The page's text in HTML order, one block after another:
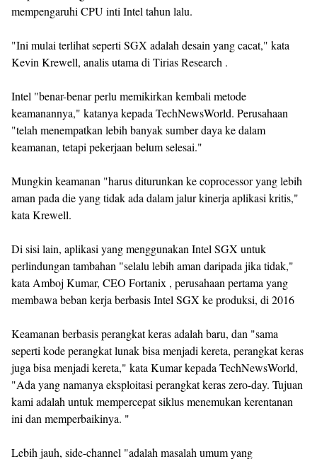
mempengaruhi CPU inti Intel tahun lalu.
"Ini mulai terlihat seperti SGX adalah desain yang cacat," kata
Kevin Krewell, analis utama di Tirias Research .
Intel "benar-benar perlu memikirkan kembali metode
keamanannya," katanya kepada TechNewsWorld. Perusahaan
"telah menempatkan lebih banyak sumber daya ke dalam
keamanan, tetapi pekerjaan belum selesai."
Mungkin keamanan "harus diturunkan ke coprocessor yang lebih
aman pada die yang tidak ada dalam jalur kinerja aplikasi kritis,"
kata Krewell.
Di sisi lain, aplikasi yang menggunakan Intel SGX untuk
perlindungan tambahan "selalu lebih aman daripada jika tidak,"
kata Amboj Kumar, CEO Fortanix , perusahaan pertama yang
membawa beban kerja berbasis Intel SGX ke produksi, di 2016
Keamanan berbasis perangkat keras adalah baru, dan "sama
seperti kode perangkat lunak bisa menjadi kereta, perangkat keras
juga bisa menjadi kereta," kata Kumar kepada TechNewsWorld,
"Ada yang namanya eksploitasi perangkat keras zero-day. Tujuan
kami adalah untuk mempercepat siklus menemukan kerentanan
ini dan memperbaikinya. "
Lebih jauh, side-channel "adalah masalah umum yang